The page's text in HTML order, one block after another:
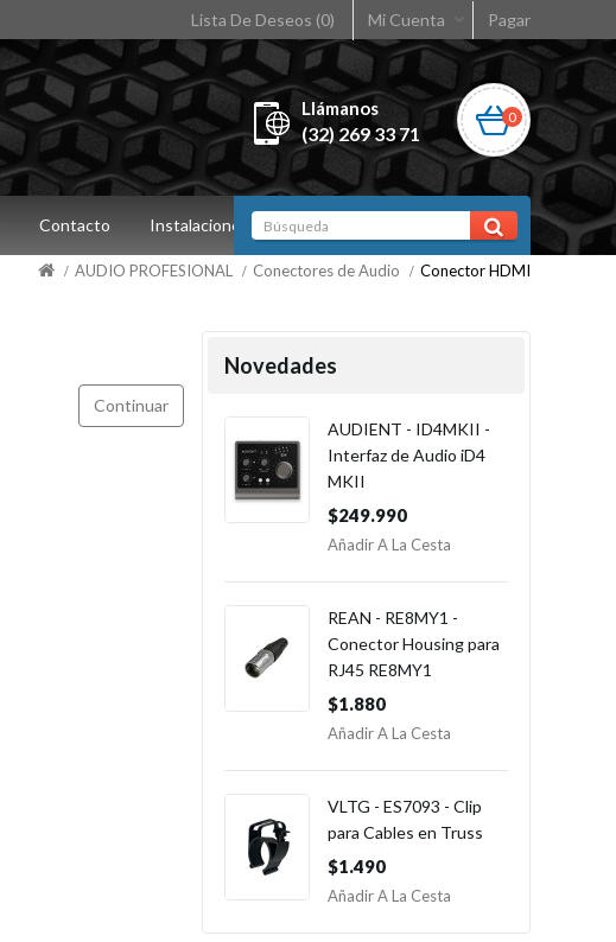
Lista De Deseos (0) Mi Cuenta Pagar
Llámanos
(32) 269 33 71
0
Contacto Instalaciones
AUDIO PROFESIONAL Conectores de Audio Conector HDMI
Continuar
Novedades
AUDIENT - ID4MKII -
Interfaz de Audio iD4
MKII
$249.990
Añadir A La Cesta
REAN - RE8MY1 -
Conector Housing para
RJ45 RE8MY1
$1.880
Añadir A La Cesta
VLTG - ES7093 - Clip
para Cables en Truss
$1.490
Añadir A La Cesta